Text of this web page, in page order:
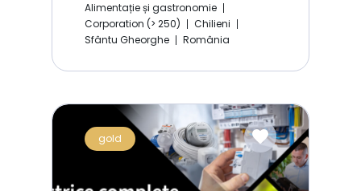
Alimentație și gastronomie
Corporation (> 250)
Chilieni
Sfântu Gheorghe
România
gold favorite